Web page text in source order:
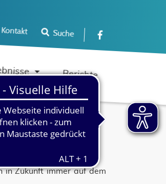
Kontakt Suche
Berichte
E.V.
in Zukunft immer auf dem